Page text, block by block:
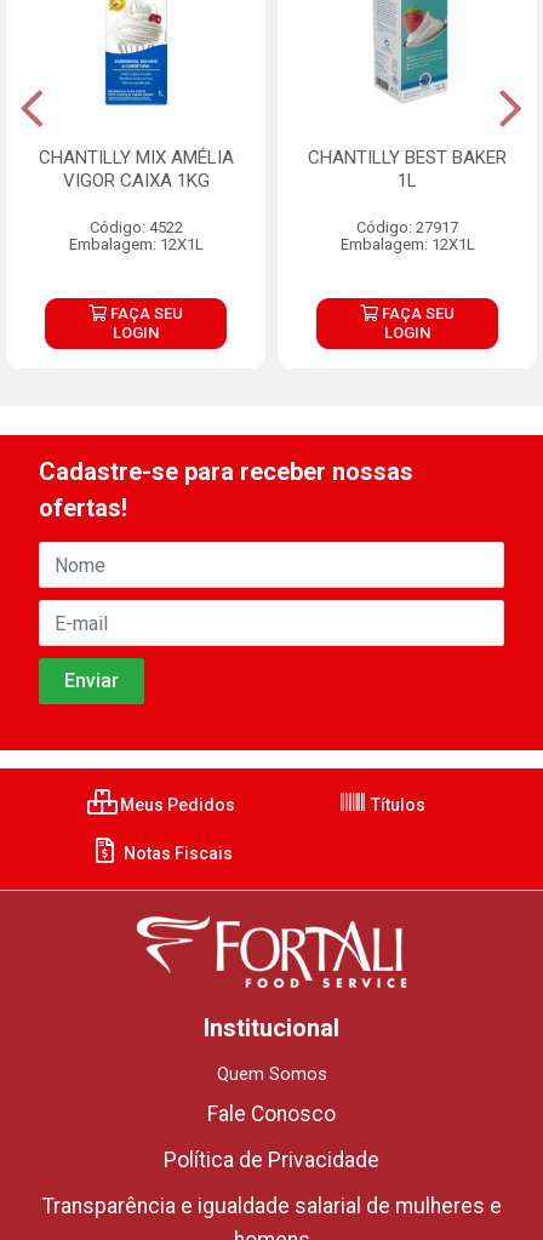
CHANTILLY MIX AMÉLIA
VIGOR CAIXA 1KG
Código: 4522
Embalagem: 12X1L
FAÇA SEU
LOGIN
CHANTILLY BEST BAKER
1L
Código: 27917
Embalagem: 12X1L
FAÇA SEU
LOGIN
Cadastre-se para receber nossas
ofertas!
Meus Pedidos Títulos
Notas Fiscais
Institucional
Quem Somos
Fale Conosco
Política de Privacidade
Transparência e igualdade salarial de mulheres e